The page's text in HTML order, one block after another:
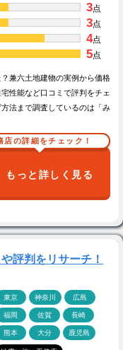
3点
3点
4点
5点
兼六土地建物の実例から価格
性能など口コミで評判をチェ
法まで調査しているのは「み
店の詳細をチェック！
もっと詳しく見る
評判をリサーチ！
東京 神奈川 広島
福岡 佐賀 長崎
熊本 大分 鹿児島